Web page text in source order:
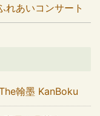
れあいコンサート
翰墨 KanBoku